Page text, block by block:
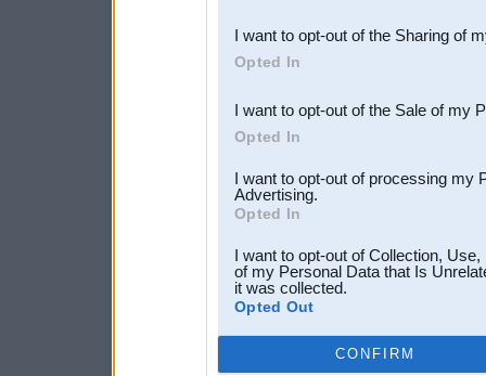
Downstream Participants
third parties.
I want to opt-out of the Sharing of
Opted In
I want to opt-out of the Sale of my
Opted In
I want to opt-out of processing my
Advertising.
Opted In
I want to opt-out of Collection,
of my Personal Data that Is
it was collected.
Opted Out
CONFIRM